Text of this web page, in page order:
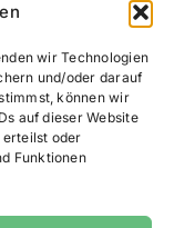
wir Technologien
und/oder darauf
können wir
auf dieser Website
erteilst oder
Funktionen